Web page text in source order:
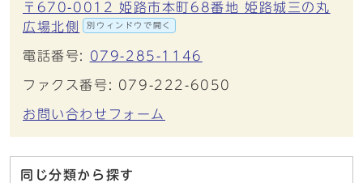
〒670-0012 姫路市本町68番地 姫路城三の丸
広場北側
別ウィンドウで開く
電話番号: 079-285-1146
ファクス番号: 079-222-6050
お問い合わせフォーム
同じ分類から探す